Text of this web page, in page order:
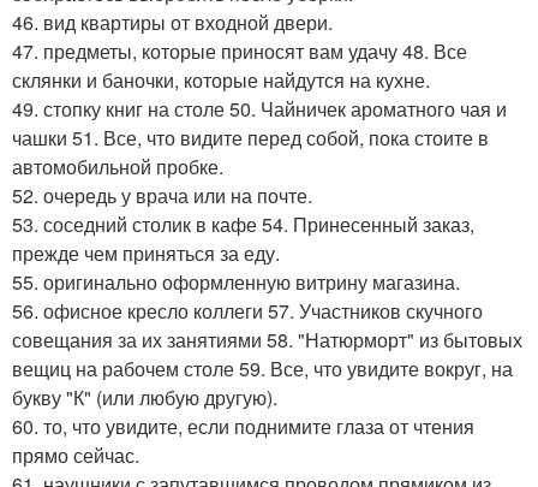
46. вид квартиры от входной двери.
47. предметы, которые приносят вам удачу 48. Все
склянки и баночки, которые найдутся на кухне.
49. стопку книг на столе 50. Чайничек ароматного чая и
чашки 51. Все, что видите перед собой, пока стоите в
автомобильной пробке.
52. очередь у врача или на почте.
53. соседний столик в кафе 54. Принесенный заказ,
прежде чем приняться за еду.
55. оригинально оформленную витрину магазина.
56. офисное кресло коллеги 57. Участников скучного
совещания за их занятиями 58. "Натюрморт" из бытовых
вещиц на рабочем столе 59. Все, что увидите вокруг, на
букву "К" (или любую другую).
60. то, что увидите, если поднимите глаза от чтения
прямо сейчас.